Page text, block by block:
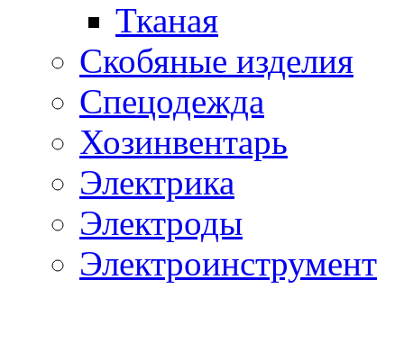
Тканая
Скобяные изделия
Спецодежда
Хозинвентарь
Электрика
Электроды
Электроинструмент